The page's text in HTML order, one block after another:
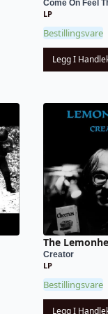
Come On Feel
LP
Bestillingsvare
Legg I
The
Creator
LP
Bestillingsvare
Legg I